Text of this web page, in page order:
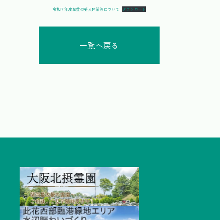
令和７年度お盆の受入休業等について ダウンロード
一覧へ戻る